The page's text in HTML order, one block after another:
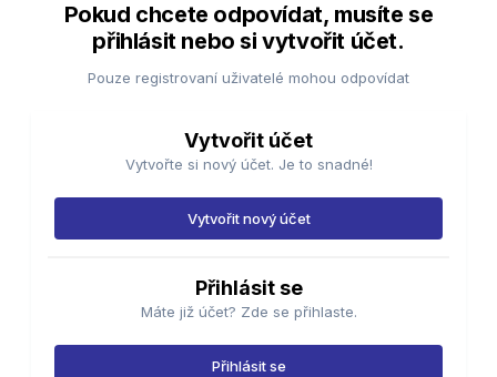
Pokud chcete odpovídat, musíte se
přihlásit nebo si vytvořit účet.
Pouze registrovaní uživatelé mohou odpovídat
Vytvořit účet
Vytvořte si nový účet. Je to snadné!
Vytvořit nový účet
Přihlásit se
Máte již účet? Zde se přihlaste.
Přihlásit se